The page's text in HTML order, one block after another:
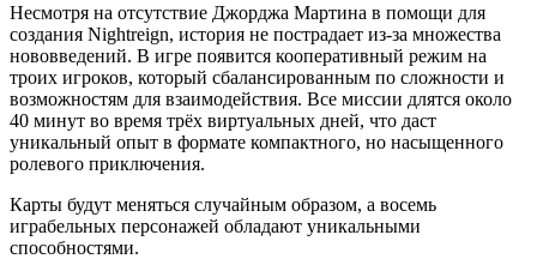
Несмотря на отсутствие Джорджа Мартина в помощи для
создания Nightreign, история не пострадает из-за множества
нововведений. В игре появится кооперативный режим на
троих игроков, который сбалансированным по сложности и
возможностям для взаимодействия. Все миссии длятся около
40 минут во время трёх виртуальных дней, что даст
уникальный опыт в формате компактного, но насыщенного
ролевого приключения.
Карты будут меняться случайным образом, а восемь
играбельных персонажей обладают уникальными
способностями.